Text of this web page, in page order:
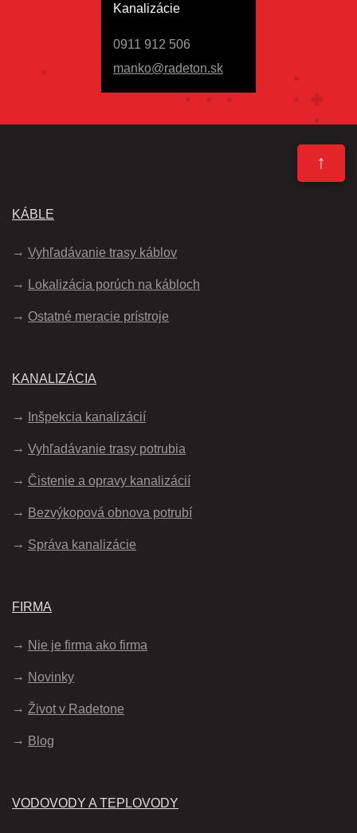
Kanalizácie
0911 912 506
manko@radeton.sk
↑
KÁBLE
Vyhľadávanie trasy káblov
Lokalizácia porúch na kábloch
Ostatné meracie prístroje
KANALIZÁCIA
Inšpekcia kanalizácií
Vyhľadávanie trasy potrubia
Čistenie a opravy kanalizácií
Bezvýkopová obnova potrubí
Správa kanalizácie
FIRMA
Nie je firma ako firma
Novinky
Život v Radetone
Blog
VODOVODY A TEPLOVODY